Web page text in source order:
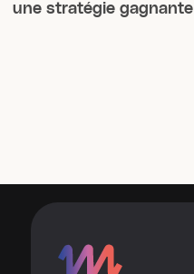
une stratégie gagnante